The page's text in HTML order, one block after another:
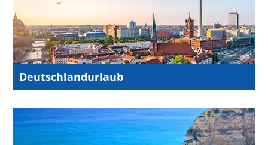
Deutschlandurlaub